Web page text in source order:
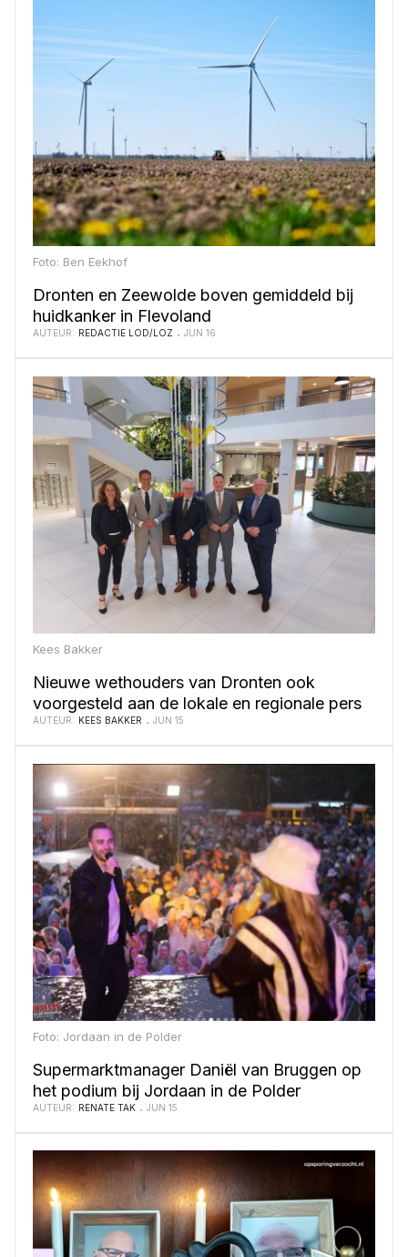
Foto: Ben Eekhof
Dronten en Zeewolde boven gemiddeld bij
huidkanker in Flevoland
AUTEUR: REDACTIE LOD/LOZ JUN 16
Kees Bakker
Nieuwe wethouders van Dronten ook
voorgesteld aan de lokale en regionale pers
AUTEUR: KEES BAKKER JUN 15
Foto: Jordaan in de Polder
Supermarktmanager Daniël van Bruggen op
het podium bij Jordaan in de Polder
AUTEUR: RENATE TAK JUN 15